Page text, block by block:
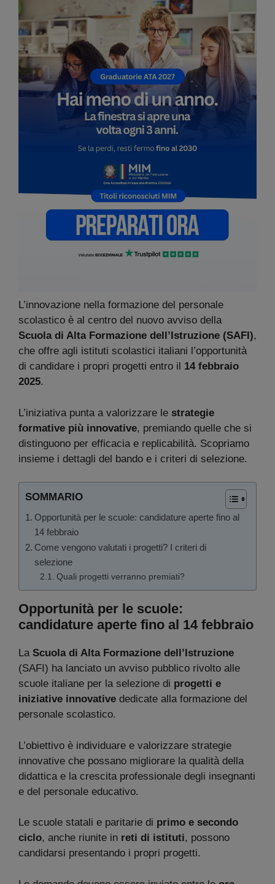
L’innovazione nella formazione del personale
scolastico è al centro del nuovo avviso della
Scuola di Alta Formazione dell’Istruzione (SAFI),
che offre agli istituti scolastici italiani l’opportunità
di candidare i propri progetti entro il 14 febbraio
2025.
L’iniziativa punta a valorizzare le strategie
formative più innovative, premiando quelle che si
distinguono per efficacia e replicabilità. Scopriamo
insieme i dettagli del bando e i criteri di selezione.
SOMMARIO
Opportunità per le scuole: candidature aperte fino al
14 febbraio
Come vengono valutati i progetti? I criteri di
selezione
Quali progetti verranno premiati?
Opportunità per le scuole:
candidature aperte fino al 14 febbraio
La Scuola di Alta Formazione dell’Istruzione
(SAFI) ha lanciato un avviso pubblico rivolto alle
scuole italiane per la selezione di progetti e
iniziative innovative dedicate alla formazione del
personale scolastico.
L’obiettivo è individuare e valorizzare strategie
innovative che possano migliorare la qualità della
didattica e la crescita professionale degli insegnanti
e del personale educativo.
Le scuole statali e paritarie di primo e secondo
ciclo, anche riunite in reti di istituti, possono
candidarsi presentando i propri progetti.